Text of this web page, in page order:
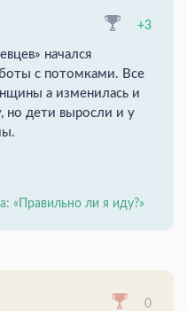
+3
начался
с потомками. Все
а изменилась и
но дети выросли и у
«Правильно ли я иду?»
0